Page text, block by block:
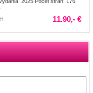
11.90,- €